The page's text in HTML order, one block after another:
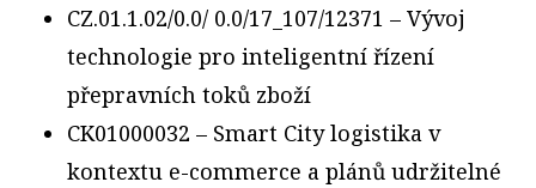
CZ.01.1.02/0.0/ 0.0/17_107/12371 – Vývoj
technologie pro inteligentní řízení
přepravních toků zboží
CK01000032 – Smart City logistika v
kontextu e-commerce a plánů udržitelné